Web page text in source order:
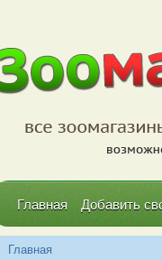
Главная Добавить
Главная